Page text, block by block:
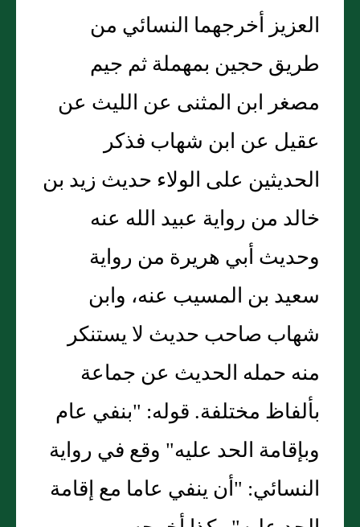
العزيز أخرجهما النسائي من
طريق حجين بمهملة ثم جيم
مصغر ابن المثنى عن الليث عن
عقيل عن ابن شهاب فذكر
الحديثين على الولاء حديث زيد بن
خالد من رواية عبيد الله عنه
وحديث أبي هريرة من رواية
سعيد بن المسيب عنه، وابن
شهاب صاحب حديث لا يستنكر
منه حمله الحديث عن جماعة
بألفاظ مختلفة. قوله: "بنفي عام
وبإقامة الحد عليه" وقع في رواية
النسائي: "أن ينفي عاما مع إقامة